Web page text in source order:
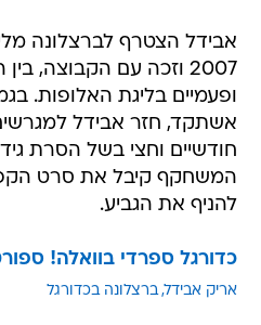
אבידל הצטרף לברצלונה
2007 וזכה עם הקבוצה,
ופעמיים בליגת האלופות.
אשתקד, חזר אבידל
חודשיים וחצי בשל הסרת
המשחקף קיבל את סרט
להניף את הגביע.
כדורגל ספרדי בוואלה!
אריק אבידל ברצלונה בכדורגל